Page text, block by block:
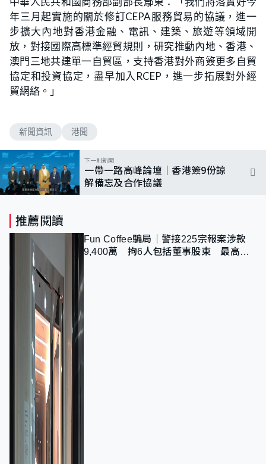
.
5
5
%
年三月起實施的關於修訂CEPA服務貿易的協議，進一
步擴大內地對香港金融、電訊、建築、旅遊等領域開
放，對接國際高標準經貿規則，研究推動內地、香港、
澳門三地共建單一自貿區，支持香港對外商簽更多自貿
協定和投資協定，盡早加入RCEP，進一步拓展對外經
貿網絡。」
新聞資訊 港聞
下一則新聞
一帶一路高峰論壇｜香港簽9份諒
解備忘及合作協議
推薦閱讀
Fun Coffee騙局｜警接225宗報案涉款
9,400萬 拘6人包括董事股東 最高金